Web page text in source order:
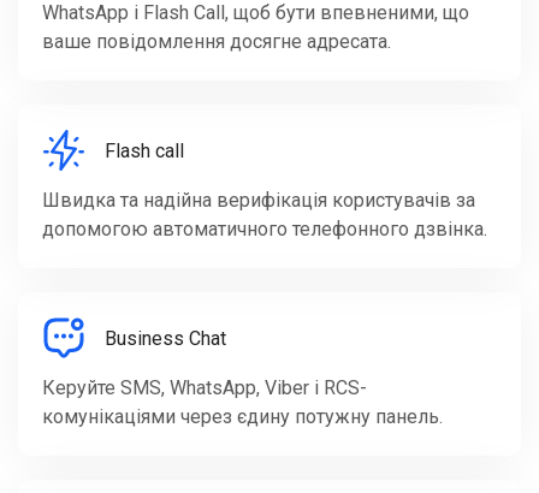
WhatsApp і Flash Call, щоб бути впевненими, що
ваше повідомлення досягне адресата.
Flash call
Швидка та надійна верифікація користувачів за
допомогою автоматичного телефонного дзвінка.
Business Chat
Керуйте SMS, WhatsApp, Viber і RCS-
комунікаціями через єдину потужну панель.